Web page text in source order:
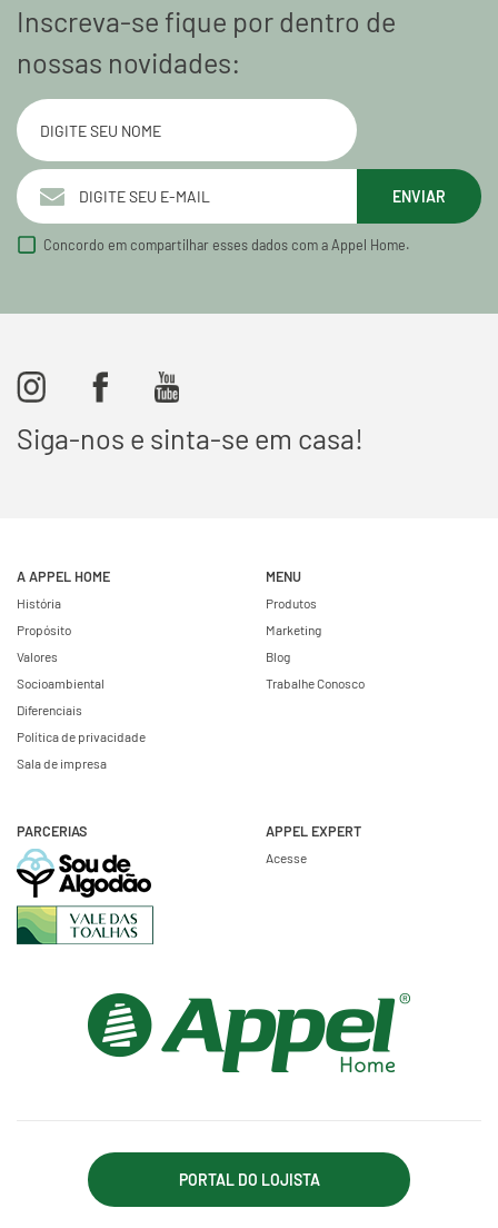
Inscreva-se fique por dentro de
nossas novidades:
ENVIAR
Concordo em compartilhar esses dados com a Appel Home.
Siga-nos e sinta-se em casa!
A APPEL HOME
História
Propósito
Valores
Socioambiental
Diferenciais
Política de privacidade
Sala de impresa
MENU
Produtos
Marketing
Blog
Trabalhe Conosco
PARCERIAS APPEL EXPERT
Acesse
PORTAL DO LOJISTA